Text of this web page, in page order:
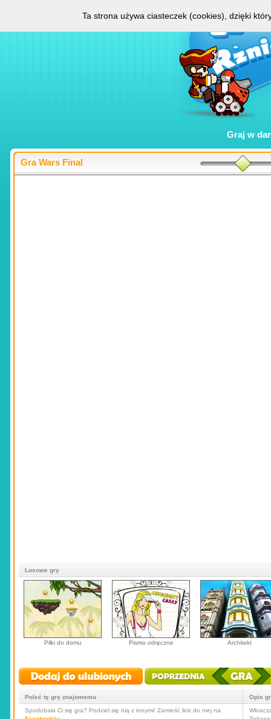
Graj w
Gra Wars Final
Losowe gry
Piłki do domu Pismo odręczne Architekt
Poleć tę grę znajomemu
Spodobała Ci się gra? Podziel się nią z innymi! Zamieść link do niej na
Opis
Ta strona używa ciasteczek (cookies), dzięki